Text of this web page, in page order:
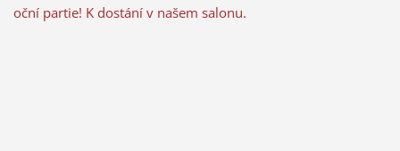
oční partie! K dostání v našem salonu.